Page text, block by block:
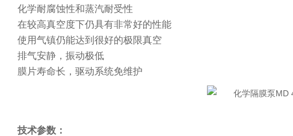
化学耐腐蚀性和蒸汽耐受性
在较高真空度下仍具有非常好的性能
使用气镇仍能达到很好的极限真空
排气安静，振动极低
膜片寿命长，驱动系统免维护
技术参数：